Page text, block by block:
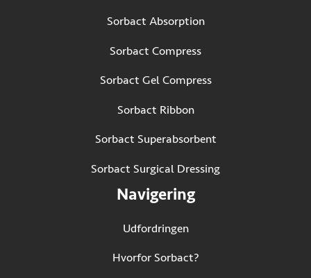
Sorbact Absorption
Sorbact Compress
Sorbact Gel Compress
Sorbact Ribbon
Sorbact Superabsorbent
Sorbact Surgical Dressing
Navigering
Udfordringen
Hvorfor Sorbact?